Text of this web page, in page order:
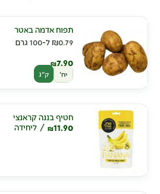
יח' ק"ג
תפוח אדמה באטר
₪0.79 ל-100 גרם
₪7.90
חטיף בננה קראנצי
₪11.90 ליחידה